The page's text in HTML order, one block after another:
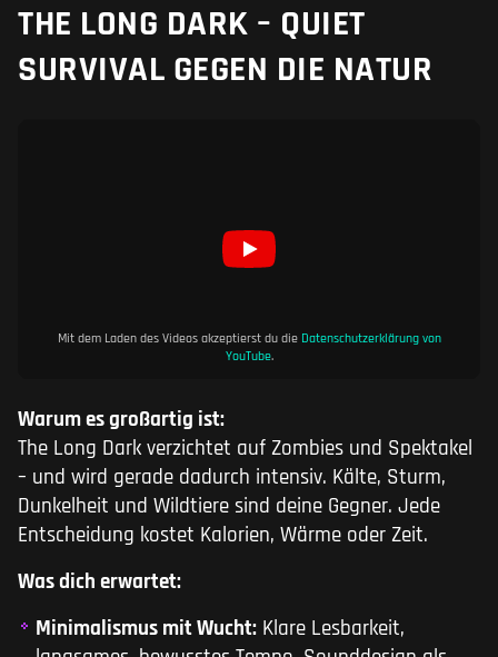
THE LONG DARK – QUIET
SURVIVAL GEGEN DIE NATUR
Mit dem Laden des Videos akzeptierst du die Datenschutzerklärung von
YouTube.
Warum es großartig ist:
The Long Dark verzichtet auf Zombies und Spektakel
– und wird gerade dadurch intensiv. Kälte, Sturm,
Dunkelheit und Wildtiere sind deine Gegner. Jede
Entscheidung kostet Kalorien, Wärme oder Zeit.
Was dich erwartet:
Minimalismus mit Wucht: Klare Lesbarkeit,